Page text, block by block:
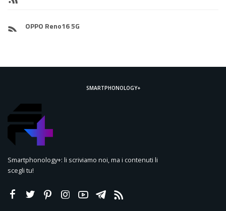
OPPO Reno16 5G
SMARTPHONOLOGY+
Smartphonology+: li scriviamo noi, ma i contenuti li
scegli tu!